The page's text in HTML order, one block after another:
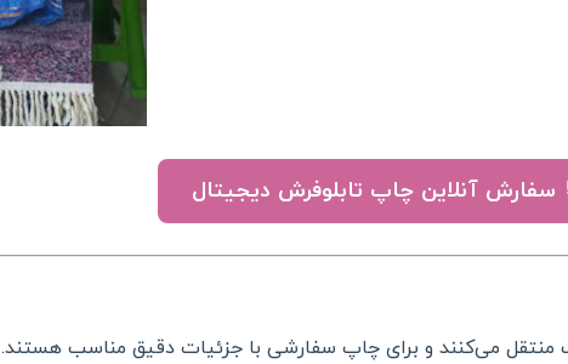
سفارش آنلاین چاپ تابلوفرش دیجیتال
منتقل می‌کنند و برای چاپ سفارشی با جزئیات دقیق مناسب هستند.